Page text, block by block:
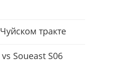
тракте
Soueast S06